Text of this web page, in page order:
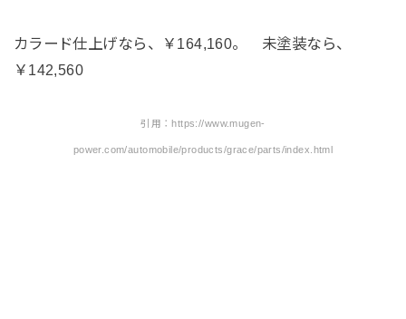
カラード仕上げなら、￥164,160。 未塗装なら、
￥142,560
引用：https://www.mugen-
power.com/automobile/products/grace/parts/index.html